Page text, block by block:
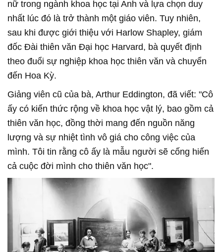
nữ trong ngành khoa học tại Anh và lựa chọn duy
nhất lúc đó là trở thành một giáo viên. Tuy nhiên,
sau khi được giới thiệu với Harlow Shapley, giám
đốc Đài thiên văn Đại học Harvard, bà quyết định
theo đuổi sự nghiệp khoa học thiên văn và chuyển
đến Hoa Kỳ.
Giảng viên cũ của bà, Arthur Eddington, đã viết: "Cô
ấy có kiến thức rộng về khoa học vật lý, bao gồm cả
thiên văn học, đồng thời mang đến nguồn năng
lượng và sự nhiệt tình vô giá cho công việc của
mình. Tôi tin rằng cô ấy là mẫu người sẽ cống hiến
cả cuộc đời mình cho thiên văn học".